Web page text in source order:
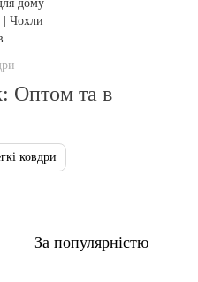
Оптом та в
ковдри
За популярністю